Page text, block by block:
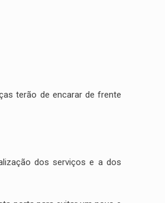
terão de encarar de frente
dos serviços e a dos